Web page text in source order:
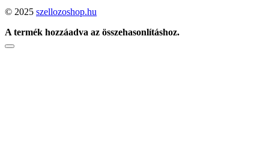
© 2025 szellozoshop.hu
A termék hozzáadva az összehasonlításhoz.